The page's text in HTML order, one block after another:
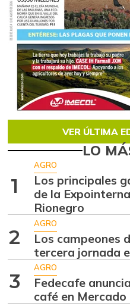
VER ÚLTIMA
LO
1
AGRO
Los principales
de la
Rionegro
2
AGRO
Los campeones
tercera jornada
3
AGRO
Fedecafe
café en